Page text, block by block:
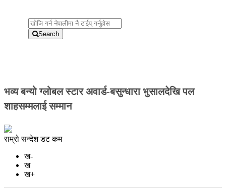
8:04 am
Search
भव्य बन्यो ग्लोबल स्टार अवार्ड-बसुन्धारा भुसालदेखि पल
शाहसम्मलाई सम्मान
राम्रो सन्देश डट कम
ख-
ख
ख+